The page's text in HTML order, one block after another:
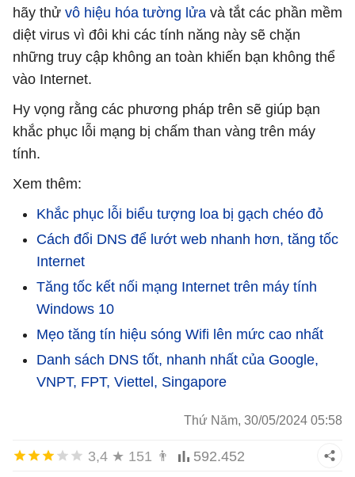
hãy thử vô hiệu hóa tường lửa và tắt các phần mềm
diệt virus vì đôi khi các tính năng này sẽ chặn
những truy cập không an toàn khiến bạn không thể
vào Internet.
Hy vọng rằng các phương pháp trên sẽ giúp bạn
khắc phục lỗi mạng bị chấm than vàng trên máy
tính.
Xem thêm:
Khắc phục lỗi biểu tượng loa bị gạch chéo đỏ
Cách đổi DNS để lướt web nhanh hơn, tăng tốc
Internet
Tăng tốc kết nối mạng Internet trên máy tính
Windows 10
Mẹo tăng tín hiệu sóng Wifi lên mức cao nhất
Danh sách DNS tốt, nhanh nhất của Google,
VNPT, FPT, Viettel, Singapore
Thứ Năm, 30/05/2024 05:58
3,4 ★ 151 👨 592.452